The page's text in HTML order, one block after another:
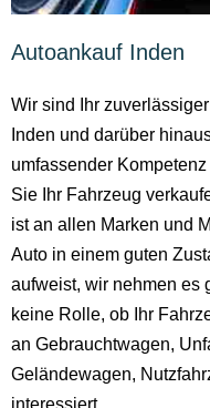
Autoankauf Inden
Wir sind Ihr
Inden und darüber
umfassender
Sie Ihr Fahrzeug
ist an allen Marken und
Auto in einem guten
aufweist, wir nehmen es
keine Rolle, ob Ihr
an Gebrauchtwagen,
Geländewagen,